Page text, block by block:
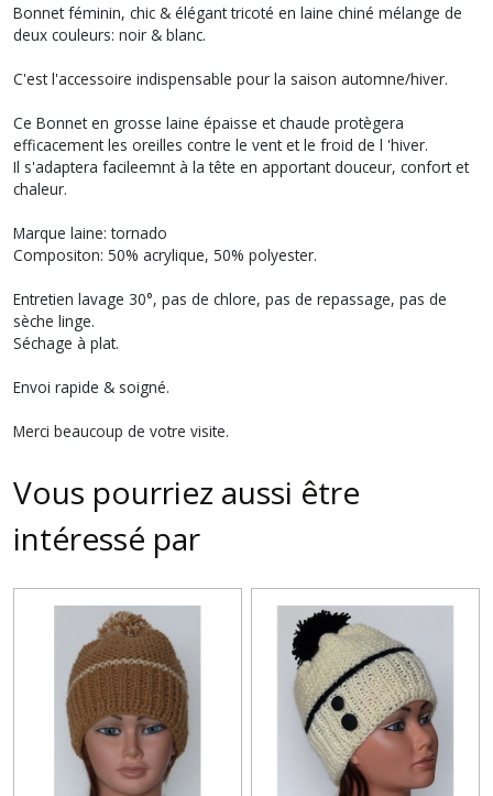
Bonnet féminin, chic & élégant tricoté en laine chiné mélange de
deux couleurs: noir & blanc.
C'est l'accessoire indispensable pour la saison automne/hiver.
Ce Bonnet en grosse laine épaisse et chaude protègera
efficacement les oreilles contre le vent et le froid de l 'hiver.
Il s'adaptera facileemnt à la tête en apportant douceur, confort et
chaleur.
Marque laine: tornado
Compositon: 50% acrylique, 50% polyester.
Entretien lavage 30°, pas de chlore, pas de repassage, pas de
sèche linge.
Séchage à plat.
Envoi rapide & soigné.
Merci beaucoup de votre visite.
Vous pourriez aussi être
intéressé par